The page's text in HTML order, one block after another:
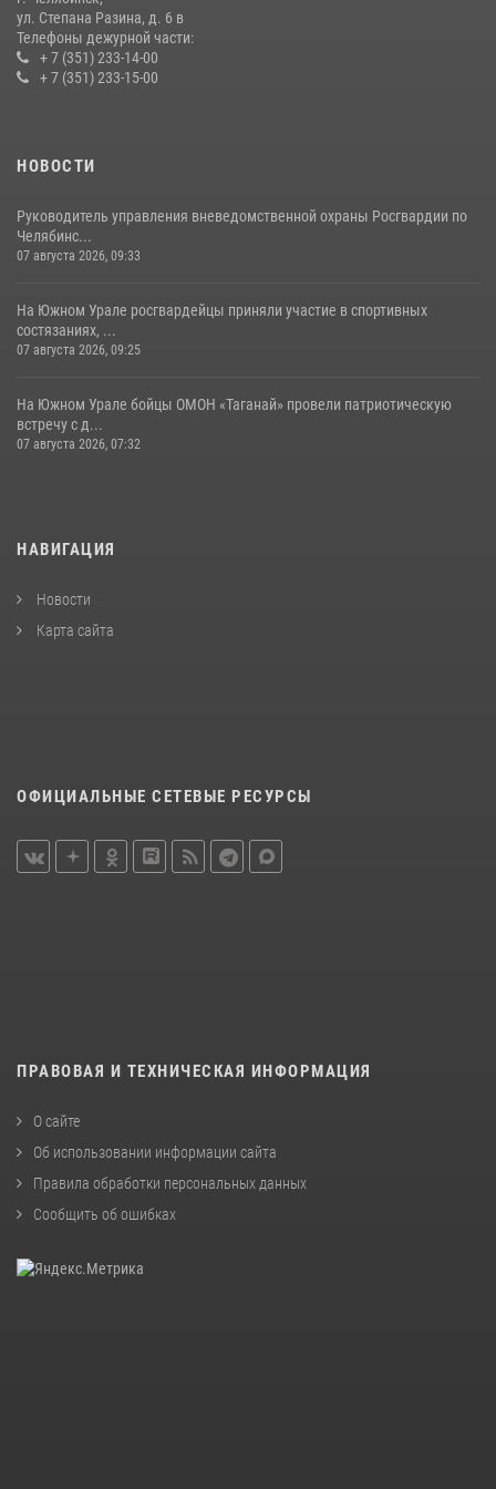
ул. Степана Разина, д. 6 в
Телефоны дежурной части:
+ 7 (351) 233-14-00
+ 7 (351) 233-15-00
НОВОСТИ
Руководитель управления вневедомственной охраны Росгвардии по
Челябинс...
07 августа 2026, 09:33
На Южном Урале росгвардейцы приняли участие в спортивных
состязаниях, ...
07 августа 2026, 09:25
На Южном Урале бойцы ОМОН «Таганай» провели патриотическую
встречу с д...
07 августа 2026, 07:32
НАВИГАЦИЯ
Новости
Карта сайта
ОФИЦИАЛЬНЫЕ СЕТЕВЫЕ РЕСУРСЫ
ПРАВОВАЯ И ТЕХНИЧЕСКАЯ ИНФОРМАЦИЯ
О сайте
Об использовании информации сайта
Правила обработки персональных данных
Сообщить об ошибках